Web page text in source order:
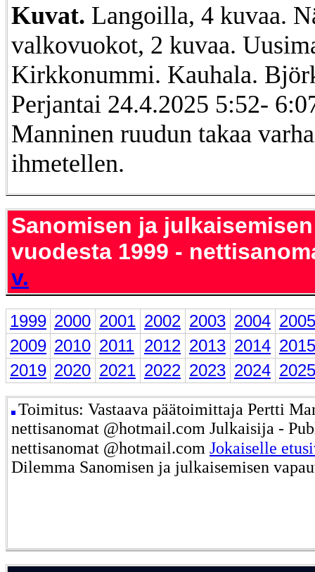
Kuvat. Langoilla, 4 kuvaa.
valkovuokot, 2 kuvaa.
Kirkkonummi. Kauhala.
Perjantai 24.4.2025 5:52-
Manninen ruudun takaa
ihmetellen.
Sanomisen ja
vuodesta 1999 -
v.
1999 2000 2001 2002 2003 2004 2005
2009 2010 2011 2012 2013 2014 2015
2019 2020 2021 2022 2023 2024 2025
Toimitus: Vastaava päätoimittaja Pertti
nettisanomat @hotmail.com Julkaisija -
nettisanomat @hotmail.com Jokaiselle
Dilemma Sanomisen ja julkaisemisen